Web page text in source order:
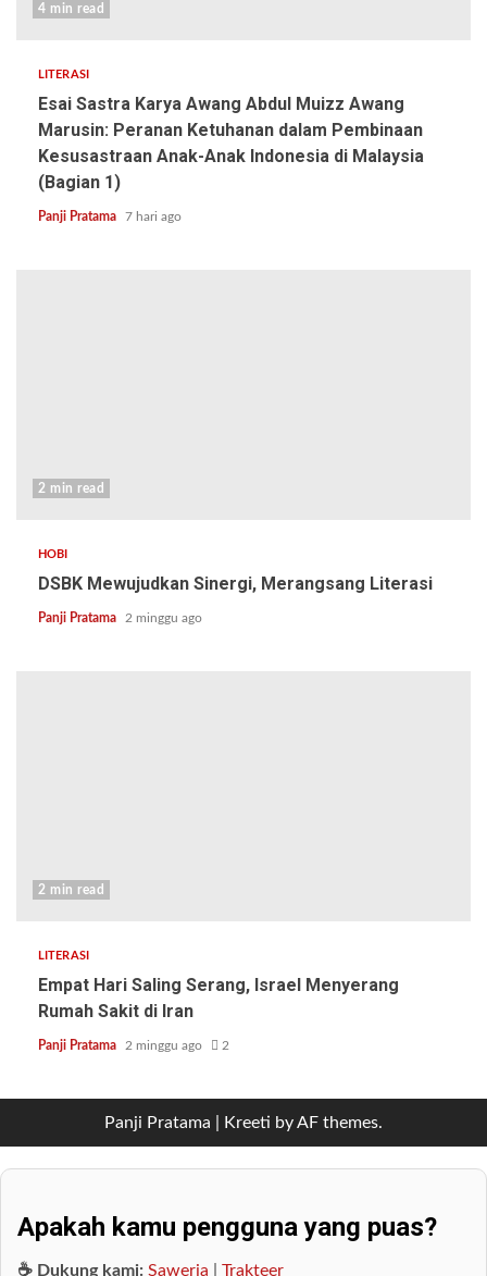
4 min read
LITERASI
Esai Sastra Karya Awang Abdul Muizz Awang
Marusin: Peranan Ketuhanan dalam Pembinaan
Kesusastraan Anak-Anak Indonesia di Malaysia
(Bagian 1)
Panji Pratama 7 hari ago
2 min read
HOBI
DSBK Mewujudkan Sinergi, Merangsang Literasi
Panji Pratama 2 minggu ago
2 min read
LITERASI
Empat Hari Saling Serang, Israel Menyerang
Rumah Sakit di Iran
Panji Pratama 2 minggu ago 2
Panji Pratama Kreeti by AF themes.
Apakah kamu pengguna yang puas?
☕ Dukung kami: Saweria Trakteer